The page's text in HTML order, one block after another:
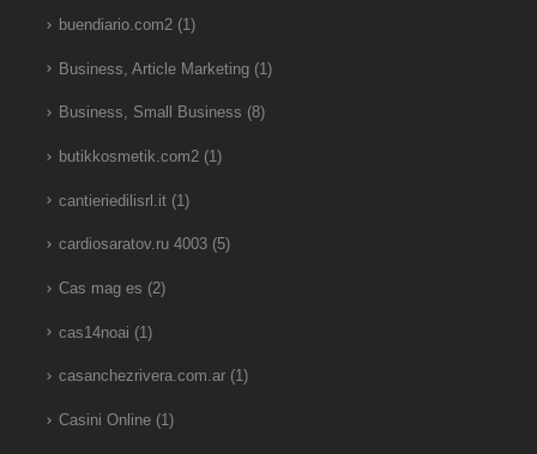
buendiario.com2(1)
Business, Article Marketing(1)
Business, Small Business (8)
butikkosmetik.com2(1)
cantieriedilisrl.it(1)
cardiosaratov.ru 4003(5)
Cas mag es (2)
cas14noai (1)
casanchezrivera.com.ar(1)
Casini Online(1)